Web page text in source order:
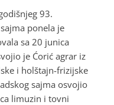
93.
ponela je
sa 20 junica
je Ćorić agrar iz
i holštajn-frizijske
sajma osvojio
limuzin i tovni